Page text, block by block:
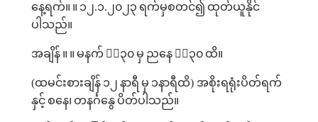
နေ့ရက်။ ။ ၁၂.၁. ၂၀၂၃ ရက်မှစတင်၍ ထုတ်ယူနိုင်
ပါသည်။
အချိန် ။ ။ မနက် ၉း၃၀ မှ ညနေ ၄း၃၀ ထိ။
(ထမင်းစားချိန် ၁၂ နာရီ မှ ၁နာရီထိ) အစိုးရရုံးပိတ်ရက်
နှင့် စနေ၊ တနင်္ဂနွေ ပိတ်ပါသည်။